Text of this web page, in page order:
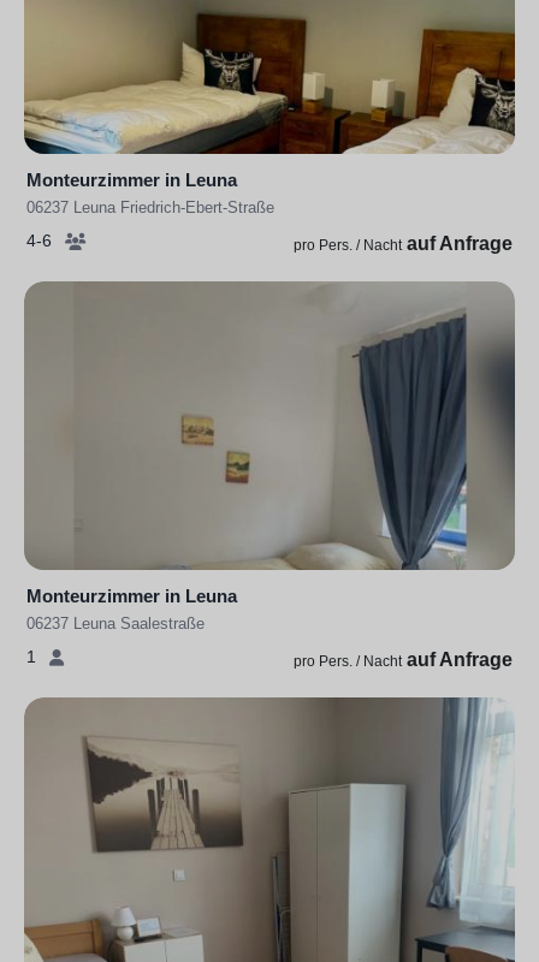
Monteurzimmer in Leuna
06237 Leuna Friedrich-Ebert-Straße
4-6 pro Pers. / Nacht auf Anfrage
Monteurzimmer in Leuna
06237 Leuna Saalestraße
1 pro Pers. / Nacht auf Anfrage